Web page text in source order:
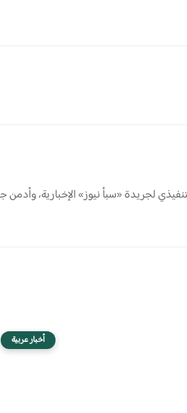
لجريدة «سبأ نيوز» الإخبارية،
أخبار عربية